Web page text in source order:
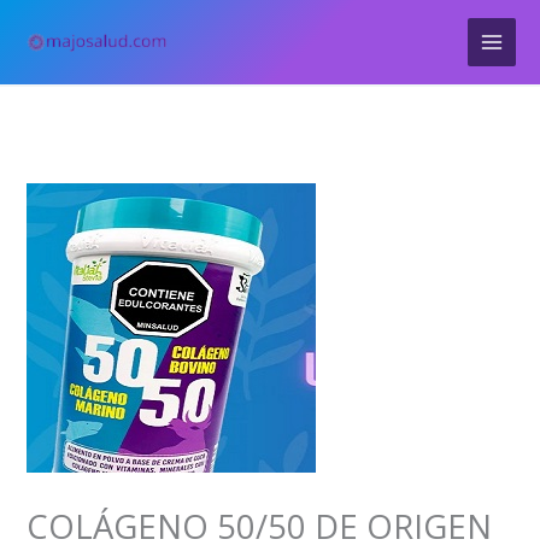
COLÁGENO 50/50 DE ORIGEN